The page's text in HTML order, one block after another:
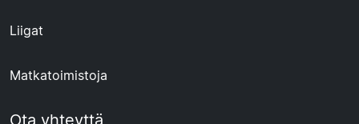
Liigat
Matkatoimistoja
Ota yhteyttä